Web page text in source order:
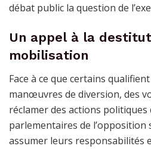
débat public la question de
Un appel à la
mobilisation
Face à ce que certains
manœuvres de diversion, des
réclamer des actions politiques
parlementaires de l’opposition
assumer leurs responsabilités